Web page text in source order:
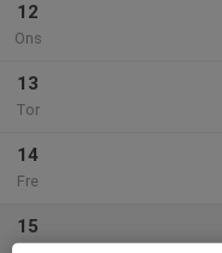
12
Ons
13
Tor
14
Fre
15